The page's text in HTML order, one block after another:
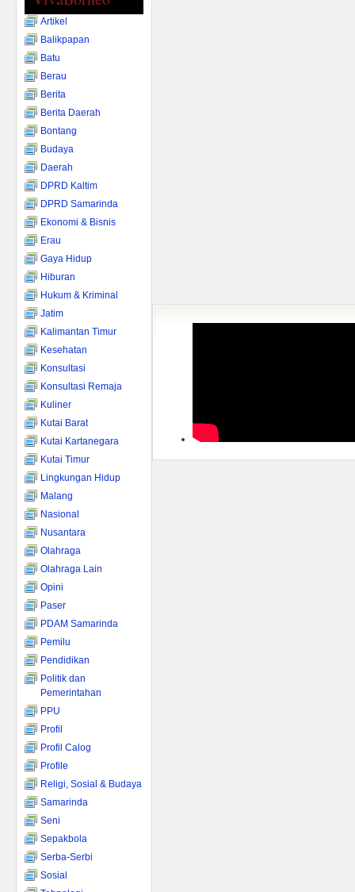
Artikel
Balikpapan
Batu
Berau
Berita
Berita Daerah
Bontang
Budaya
Daerah
DPRD Kaltim
DPRD Samarinda
Ekonomi & Bisnis
Erau
Gaya Hidup
Hiburan
Hukum & Kriminal
Jatim
Kalimantan Timur
Kesehatan
Konsultasi
Konsultasi Remaja
Kuliner
Kutai Barat
Kutai Kartanegara
Kutai Timur
Lingkungan Hidup
Malang
Nasional
Nusantara
Olahraga
Olahraga Lain
Opini
Paser
PDAM Samarinda
Pemilu
Pendidikan
Politik dan
Pemerintahan
PPU
Profil
Profil Calog
Profile
Religi, Sosial & Budaya
Samarinda
Seni
Sepakbola
Serba-Serbi
Sosial